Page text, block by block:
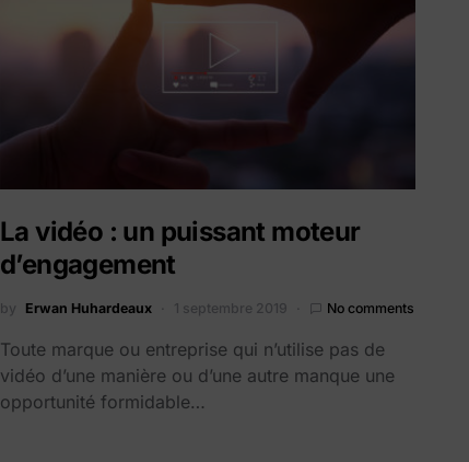
La vidéo : un puissant moteur
d’engagement
by Erwan Huhardeaux 1 septembre 2019 No comments
Toute marque ou entreprise qui n’utilise pas de
vidéo d’une manière ou d’une autre manque une
opportunité formidable…